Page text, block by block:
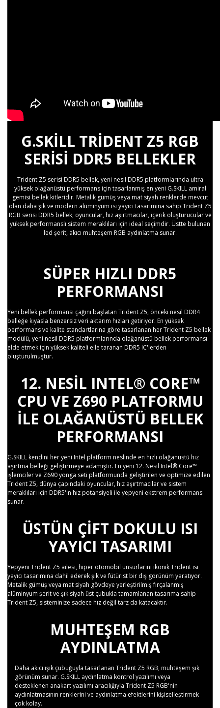
G.SKILL TRIDENT Z5 RGB
SERISI DDR5 BELLEKLER
Trident Z5 serisi DDR5 bellek, yeni nesil DDR5 platformlarında ultra
yüksek olağanüstü performans için tasarlanmış en yeni G.SKILL amiral
gemisi bellek kitleridir. Metalik gümüş veya mat siyah renklerde mevcut
olan daha şık ve modern alüminyum ısı yayıcı tasarımına sahip Trident Z5
RGB serisi DDR5 bellek, oyuncular, hız aşırtmacılar, içerik oluşturucular ve
yüksek performanslı sistem meraklıları için ideal seçimdir. Üstte bulunan
led şerit, akıcı muhteşem RGB aydınlatma sunar.
SÜPER HIZLI DDR5
PERFORMANSI
Yeni bellek performansı çağını başlatan Trident Z5, önceki nesil DDR4
belleğe kıyasla benzersiz veri aktarım hızları getiriyor. En yüksek
performans ve kalite standartlarına göre tasarlanan her Trident Z5 bellek
modülü, yeni nesil DDR5 platformlarında olağanüstü bellek performansı
elde etmek için yüksek kaliteli elle taranan DDR5 IC'lerden
oluşturulmuştur.
12. NESIL INTEL® CORE™
CPU VE Z690 PLATFORMU
ILE OLAĞANÜSTÜ BELLEK
PERFORMANSI
G.SKILL kendini her yeni Intel platform neslinde en hızlı olağanüstü hız
aşırtma belleği geliştirmeye adamıştır. En yeni 12. Nesil Intel® Core™
işlemciler ve Z690 yonga seti platformunda geliştirilen ve optimize edilen
Trident Z5, dünya çapındaki oyuncular, hız aşırtmacılar ve sistem
meraklıları için DDR5'in hız potansiyeli ile yepyeni ekstrem performans
sunar.
ÜSTÜN ÇIFT DOKULU ISI
YAYICI TASARIMI
Yepyeni Trident Z5 ailesi, hiper otomobil unsurlarını ikonik Trident ısı
yayıcı tasarımına dahil ederek şık ve fütürist bir dış görünüm yaratıyor.
Metalik gümüş veya mat siyah gövdeye yerleştirilmiş fırçalanmış
alüminyum şerit ve şık siyah üst çubukla tamamlanan tasarıma sahip
Trident Z5, sisteminize sadece hız değil tarz da katacaktır.
MUHTEŞEM RGB
AYDINLATMA
Daha akıcı ışık çubuğuyla tasarlanan Trident Z5 RGB, muhteşem şık
görünüm sunar. G.SKILL aydınlatma kontrol yazılımı veya
desteklenen anakart yazılımı aracılığıyla Trident Z5 RGB'nin
aydınlatmasının renklerini ve aydınlatma efektlerini kişiselleştirmek
çok kolay.